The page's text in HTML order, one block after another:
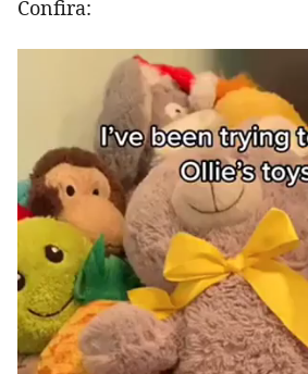
Confira: